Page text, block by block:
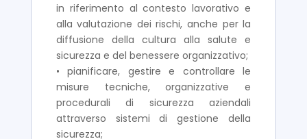
in riferimento al contesto lavorativo e
alla valutazione dei rischi, anche per la
diffusione della cultura alla salute e
sicurezza e del benessere organizzativo;
• pianificare, gestire e controllare le
misure tecniche, organizzative e
procedurali di sicurezza aziendali
attraverso sistemi di gestione della
sicurezza;